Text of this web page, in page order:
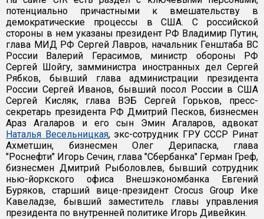
потенциально причастными к вмешательству в
демократические процессы в США. С российской
стороны в нем указаны президент РФ Владимир Путин,
глава МИД РФ Сергей Лавров, начальник Генштаба ВС
России Валерий Герасимов, министр обороны РФ
Сергей Шойгу, замминистра иностранных дел Сергей
Рябков, бывший глава администрации президента
России Сергей Иванов, бывший посол России в США
Сергей Кисляк, глава ВЭБ Сергей Горьков, пресс-
секретарь президента РФ Дмитрий Песков, бизнесмен
Араз Агаларов и его сын Эмин Агаларов, адвокат
Наталья Весельницкая, экс-сотрудник ГРУ СССР Ринат
Ахметшин, бизнесмен Олег Дерипаска, глава
"Роснефти" Игорь Сечин, глава "Сбербанка" Герман Греф,
бизнесмен Дмитрий Рыболовлев, бывший сотрудник
нью-йоркского офиса Внешэкономбанка Евгений
Буряков, старший вице-президент Crocus Group Ике
Кавеладзе, бывший заместитель главы управления
президента по внутренней политике Игорь Дивейкин.